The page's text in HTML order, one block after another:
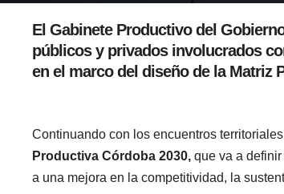
El Gabinete Productivo del
públicos y privados involucrados
en el marco del diseño de la Matriz
Continuando con los encuentros
Productiva Córdoba 2030, que va a
a una mejora en la competitividad, la